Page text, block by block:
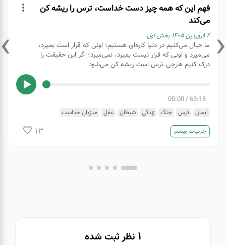
فهم این که همه چیز دست خداست، ترس را ریشه کن
می‌کند
۴ فروردین ۱۴۰۵ بخش اول
ما خیال می‌کنیم در دنیا کاره‌ای هستیم؛ اونی که قرار است بمیرد،
می‌میرد و اونی که قرار نیست بمیرد، نمی‌میرد؛ اگر این حقیقت را
درک کنیم هرچی ترس است ریشه‌ کن می‌شود
63:18
/
00:00
ایمان ترس جنگ زندگی شیطان عقل میزبان خداست
جزییات بیشتر 13
‹
›
1 نظر ثبت شده